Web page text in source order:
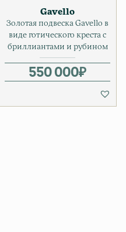
цена
255 000₽.
Gavello
Золотая подвеска Gavello в
виде готического креста с
бриллиантами и рубином
550 000₽